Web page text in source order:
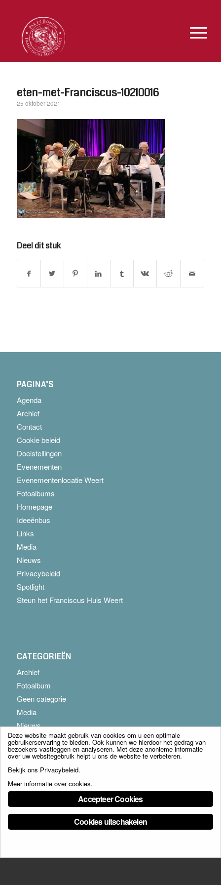
eten-met-Franciscus-10210016
25 oktober 2021
Deel dit stuk
PAGINA’S
Agenda
Archief
Contact
Cookie beleid
Doelstellingen
Evenementen
Evenementenlocatie Weert
Fotoalbums
Homepage
Ideeënbus
Links
Media
Nieuws
Privacybeleid
Spotlight
Steun het Franciscus Huis Weert
CATEGORIEËN
Archief
Fotoalbum
Geen categorie
Media
Nieuws
© Copyright - Franciscus Huis Weert B.V. - webdesign:
Deze website maakt gebruik van cookies om u een optimale
gebruikerservaring te bieden. Ook kunnen we hierdoor het gedrag van
bezoekers vastleggen en analyseren. Met deze anonieme informatie
over uw websitegebruik helpt u ons de website te verbeteren.
Bekijk ons Privacybeleid.
Meer informatie over cookies.
Accepteer Cookies
Cookies uitschakelen